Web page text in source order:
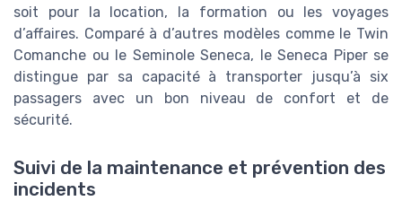
soit pour la location, la formation ou les voyages
d’affaires. Comparé à d’autres modèles comme le Twin
Comanche ou le Seminole Seneca, le Seneca Piper se
distingue par sa capacité à transporter jusqu’à six
passagers avec un bon niveau de confort et de
sécurité.
Suivi de la maintenance et prévention des
incidents